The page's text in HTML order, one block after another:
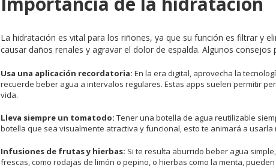
La hidratación es vital para los riñones, ya que su función es filtrar y
causar daños renales y agravar el dolor de espalda. Algunos
Usa una aplicación recordatoria: En la era digital, aprovecha la
recuerde beber agua a intervalos regulares. Estas apps suelen permitir
vida.
Lleva siempre un tomatodo: Tener una botella de agua reutilizable
botella que sea visualmente atractiva y funcional, esto te animará a usarla
Infusiones de frutas y hierbas: Si te resulta aburrido beber agua
frescas, como rodajas de limón o pepino, o hierbas como la menta,